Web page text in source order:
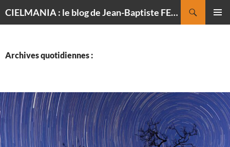
CIELMANIA : le blog de Jean-Baptiste FELDMANN, photographe du ciel
Archives quotidiennes :